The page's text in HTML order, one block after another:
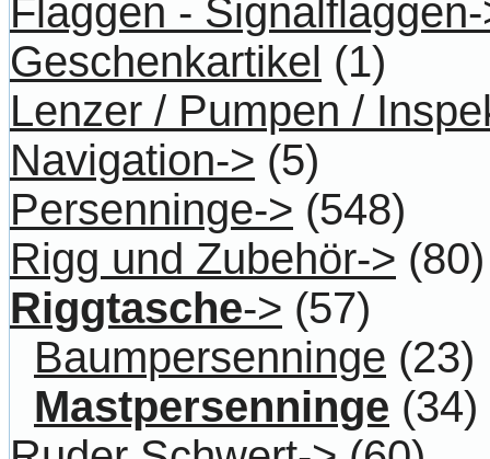
Flaggen -
Geschenkartikel (1)
Lenzer / Pumpen /
Navigation-> (5)
Persenninge-> (548)
Rigg und Zubehör-> (80)
Riggtasche-> (57)
Baumpersenninge (23)
Mastpersenninge (34)